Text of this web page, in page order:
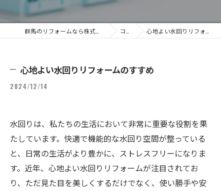
コラム 心地よい水回りリフォームのすすめ
心地よい水回りリフォームのすすめ
2024/12/14
水回りは、私たちの生活において非常に重要な役割を果
たしています。快適で機能的な水回り空間が整っている
と、日常の生活がより豊かに、ストレスフリーになりま
す。近年、心地よい水回りリフォームが注目されてお
り、ただ見た目を美しくするだけでなく、使い勝手や安